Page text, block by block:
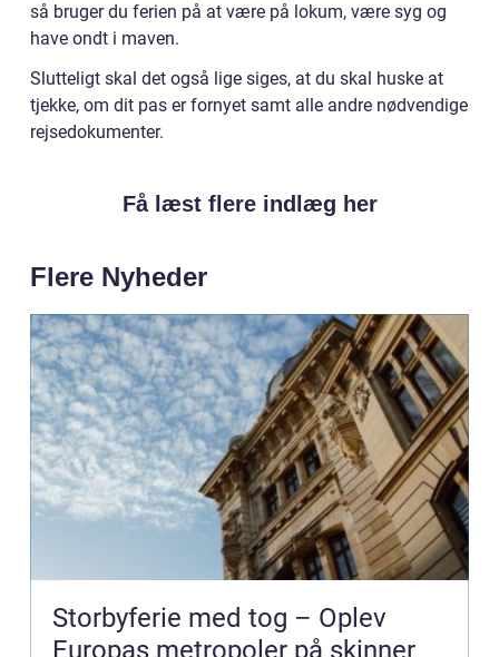
så bruger du ferien på at være på lokum, være syg og
have ondt i maven.
Slutteligt skal det også lige siges, at du skal huske at
tjekke, om dit pas er fornyet samt alle andre nødvendige
rejsedokumenter.
Få læst flere indlæg her
Flere Nyheder
Storbyferie med tog – Oplev
Europas metropoler på skinner